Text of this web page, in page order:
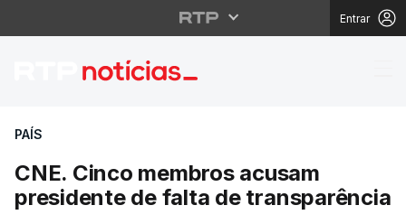
Entrar
CNE. Cinco
PAÍS
CNE. Cinco membros acusam
presidente de falta de transparência